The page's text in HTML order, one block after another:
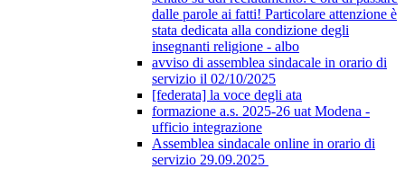
dalle parole ai fatti! Particolare attenzione è
stata dedicata alla condizione degli
insegnanti religione - albo
avviso di assemblea sindacale in orario di
servizio il 02/10/2025
[federata] la voce degli ata
formazione a.s. 2025-26 uat Modena -
ufficio integrazione
Assemblea sindacale online in orario di
servizio 29.09.2025